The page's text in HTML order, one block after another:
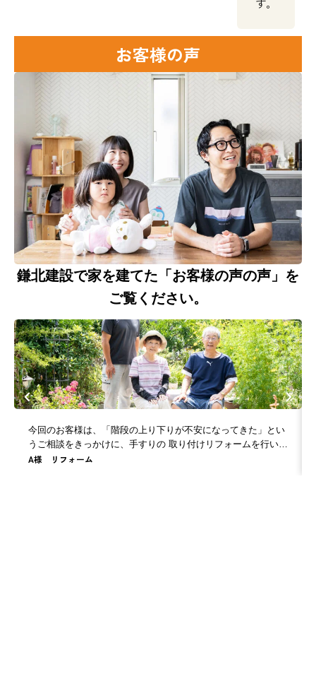
す。
お客様の声
鎌北建設で家を建てた「お客様の声の声」を
ご覧ください。
今回のお客様は、「階段の上り下りが不安になってきた」とい
うご相談をきっかけに、手すりの 取り付けリフォームを行いま
した。はじめご主人はご自身での取り付けも検討されていまし
A様 リフォーム